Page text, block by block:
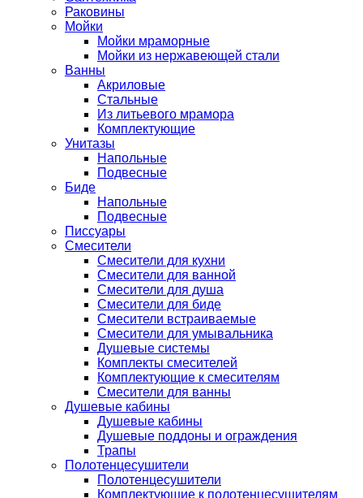
Раковины
Мойки
Мойки мраморные
Мойки из нержавеющей стали
Ванны
Акриловые
Стальные
Из литьевого мрамора
Комплектующие
Унитазы
Напольные
Подвесные
Биде
Напольные
Подвесные
Писсуары
Смесители
Смесители для кухни
Смесители для ванной
Смесители для душа
Смесители для биде
Смесители встраиваемые
Смесители для умывальника
Душевые системы
Комплекты смесителей
Комплектующие к смесителям
Смесители для ванны
Душевые кабины
Душевые кабины
Душевые поддоны и ограждения
Трапы
Полотенцесушители
Полотенцесушители
Комплектующие к полотенцесушителям